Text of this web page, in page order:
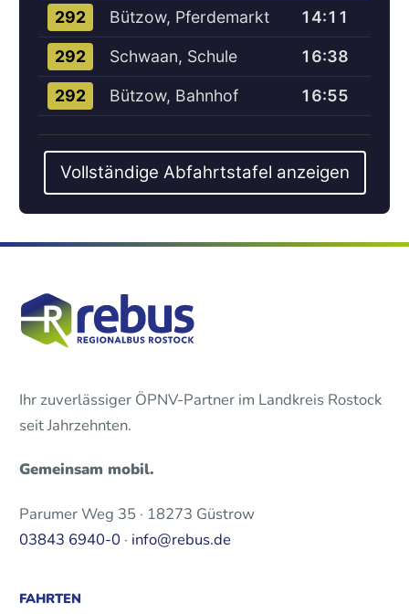
292 Bützow, Pferdemarkt 14:11
292 Schwaan, Schule 16:38
292 Bützow, Bahnhof 16:55
Vollständige Abfahrtstafel anzeigen
Ihr zuverlässiger ÖPNV-Partner im Landkreis Rostock
seit Jahrzehnten.
Gemeinsam mobil.
Parumer Weg 35 · 18273 Güstrow
03843 6940-0 · info@rebus.de
FAHRTEN